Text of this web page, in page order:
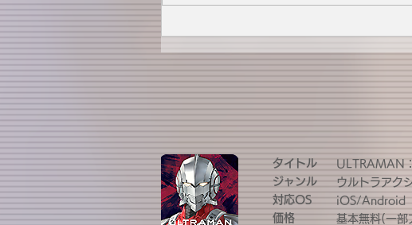
タイトル
ジャンル
対応OS
価格
ULTRAMAN
ウルトラアク
iOS/Android
基本無料(一部